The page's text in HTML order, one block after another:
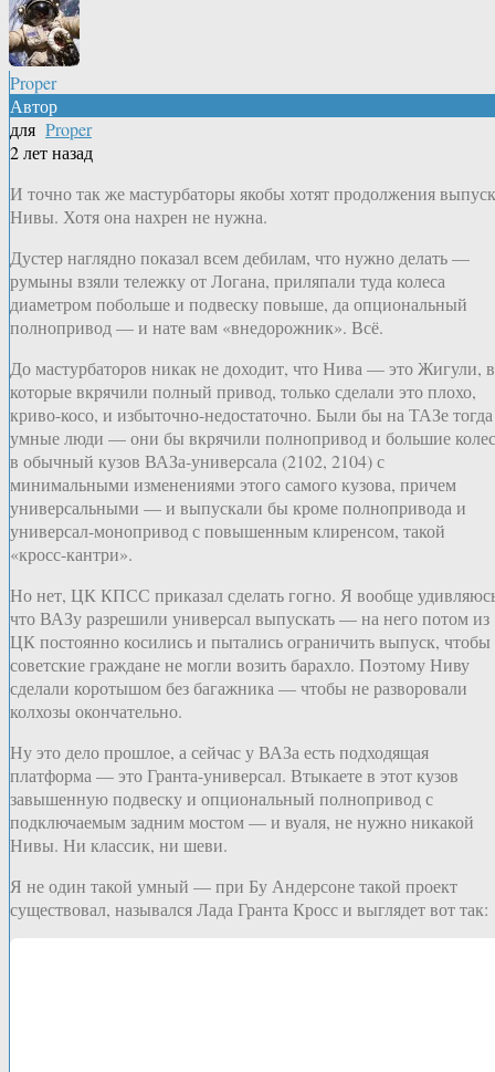
Proper
Автор
для Proper
2 лет назад
И точно так же мастурбаторы якобы хотят продолжения
Нивы. Хотя она нахрен не нужна.
Дустер наглядно показал всем дебилам, что нужно делать —
румыны взяли тележку от Логана, приляпали туда колеса
диаметром побольше и подвеску повыше, да опциональный
полнопривод — и нате вам «внедорожник». Всё.
До мастурбаторов никак не доходит, что Нива — это Жигули, в
которые вкрячили полный привод, только сделали это плохо,
криво-косо, и избыточно-недостаточно. Были бы на ТАЗе тогда
умные люди — они бы вкрячили полнопривод и большие
в обычный кузов ВАЗа-универсала (2102, 2104) с
минимальными изменениями этого самого кузова, причем
универсальными — и выпускали бы кроме полнопривода и
универсал-монопривод с повышенным клиренсом, такой
«кросс-кантри».
Но нет, ЦК КПСС приказал сделать гогно. Я вообще
что ВАЗу разрешили универсал выпускать — на него потом из
ЦК постоянно косились и пытались ограничить выпуск, чтобы
советские граждане не могли возить барахло. Поэтому Ниву
сделали коротышом без багажника — чтобы не разворовали
колхозы окончательно.
Ну это дело прошлое, а сейчас у ВАЗа есть подходящая
платформа — это Гранта-универсал. Втыкаете в этот кузов
завышенную подвеску и опциональный полнопривод с
подключаемым задним мостом — и вуаля, не нужно никакой
Нивы. Ни классик, ни шеви.
Я не один такой умный — при Бу Андерсоне такой проект
существовал, назывался Лада Гранта Кросс и выглядет вот так: